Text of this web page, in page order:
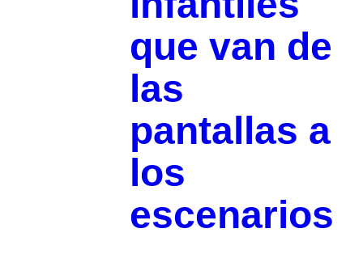
que van de
las
pantallas a
los
escenarios